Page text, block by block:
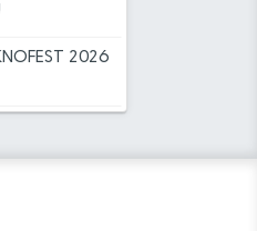
2026